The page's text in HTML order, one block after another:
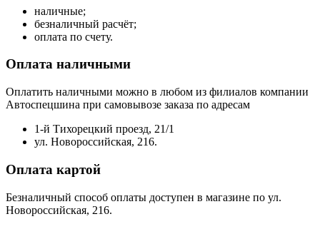
наличные;
безналичный расчёт;
оплата по счету.
Оплата наличными
Оплатить наличными можно в любом из филиалов компании
Автоспецшина при самовывозе заказа по адресам
1-й Тихорецкий проезд, 21/1
ул. Новороссийская, 216.
Оплата картой
Безналичный способ оплаты доступен в магазине по ул.
Новороссийская, 216.